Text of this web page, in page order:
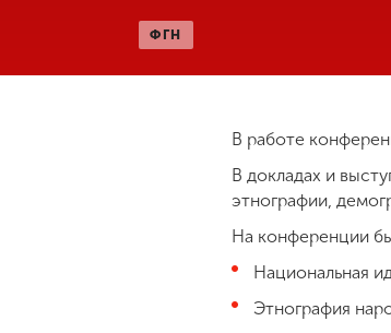
организации
ФГН
В работе
В докладах и
этнографии,
На конференции
Национальная
Этнография